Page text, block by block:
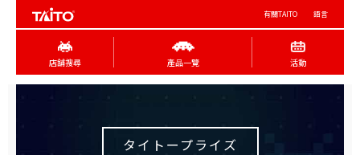
有關TAITO 語言
店舖搜尋 產品一覽 活動
タイトープライズ